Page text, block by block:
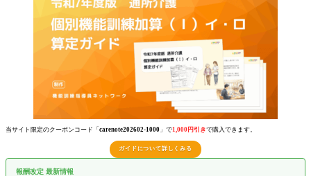
当サイト限定のクーポンコード「 carenote202602-1000 」で1,000円引きで購入できます。
ガイドについて詳しくみる
報酬改定 最新情報